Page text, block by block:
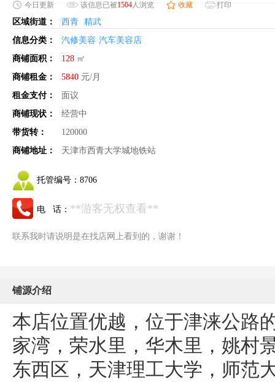
今日 更新 该信息已被1504人浏览 收藏 打印
区域街道： 西青 精武
信息分类：
汽修美容 汽车美容店
商铺面积：
128 ㎡
商铺租金：
5840 元/月
租金支付：
面议
商铺现状：
经营中
带货转：
120000
商铺地址：
天津市西青大学城地铁站
托管编号： 8706
电 话： **游客无权查看**
联系我时请说明是在找店网上看到的，谢谢！
铺源介绍
本店位置优越，位于津涞公路
家湾，荣水里，华木里，姚村
东西区，天津理工大学，师范